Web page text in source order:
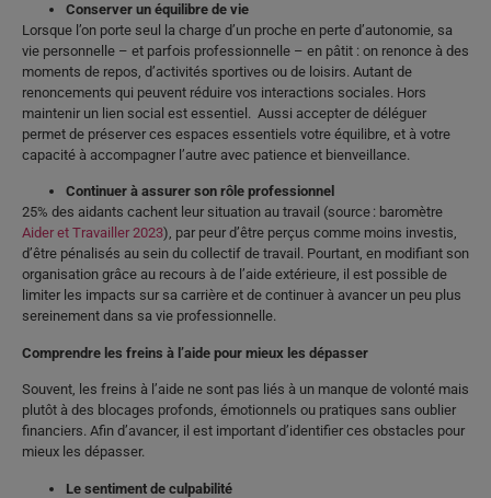
Conserver un équilibre de vie
Lorsque l’on porte seul la charge d’un proche en perte d’autonomie, sa
vie personnelle – et parfois professionnelle – en pâtit : on renonce à des
moments de repos, d’activités sportives ou de loisirs. Autant de
renoncements qui peuvent réduire vos interactions sociales. Hors
maintenir un lien social est essentiel. Aussi accepter de déléguer
permet de préserver ces espaces essentiels votre équilibre, et à votre
capacité à accompagner l’autre avec patience et bienveillance.
Continuer à assurer son rôle professionnel
25% des aidants cachent leur situation au travail (source : baromètre
Aider et Travailler 2023), par peur d’être perçus comme moins investis,
d’être pénalisés au sein du collectif de travail. Pourtant, en modifiant son
organisation grâce au recours à de l’aide extérieure, il est possible de
limiter les impacts sur sa carrière et de continuer à avancer un peu plus
sereinement dans sa vie professionnelle.
Comprendre les freins à l’aide pour mieux les dépasser
Souvent, les freins à l’aide ne sont pas liés à un manque de volonté mais
plutôt à des blocages profonds, émotionnels ou pratiques sans oublier
financiers. Afin d’avancer, il est important d’identifier ces obstacles pour
mieux les dépasser.
Le sentiment de culpabilité